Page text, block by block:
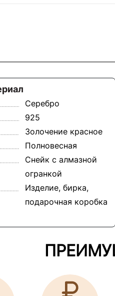
Серебро
925
Золочение красное
Полновесная
Снейк с алмазной
огранкой
Изделие, бирка,
подарочная коробка